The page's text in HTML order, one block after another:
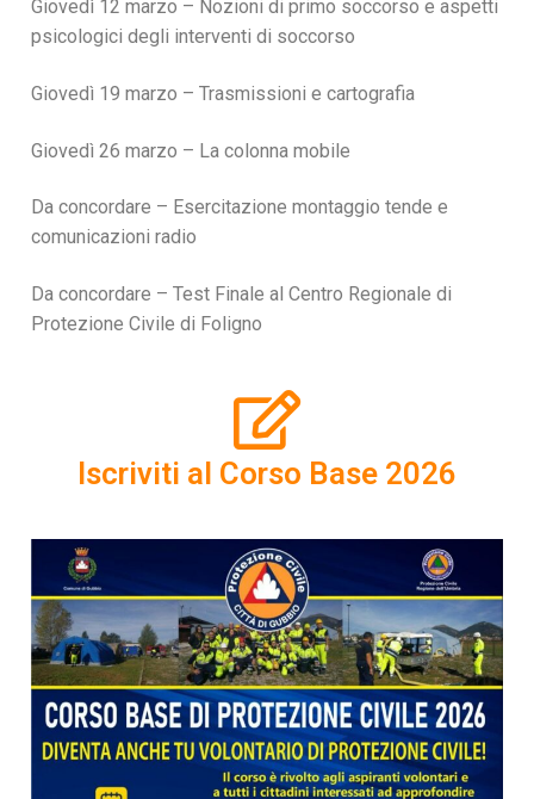
Giovedì 12 marzo – Nozioni di primo soccorso e aspetti
psicologici degli interventi di soccorso
Giovedì 19 marzo – Trasmissioni e cartografia
Giovedì 26 marzo – La colonna mobile
Da concordare – Esercitazione montaggio tende e
comunicazioni radio
Da concordare – Test Finale al Centro Regionale di
Protezione Civile di Foligno
Iscriviti al Corso Base 2026